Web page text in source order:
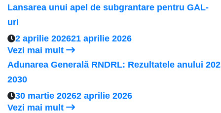
Lansarea unui apel de subgrantare pentru GAL-
uri
2 aprilie 202621 aprilie 2026
Vezi mai mult
Adunarea Generală RNDRL: Rezultatele anului
2030
30 martie 20262 aprilie 2026
Vezi mai mult